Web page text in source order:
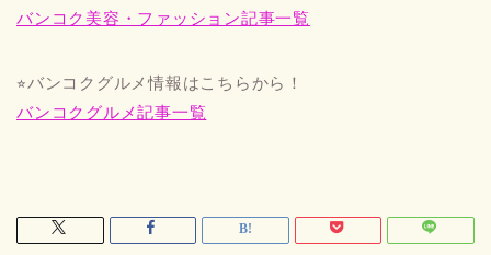
バンコク美容・ファッション記事一覧
⭐︎バンコクグルメ情報はこちらから！
バンコクグルメ記事一覧